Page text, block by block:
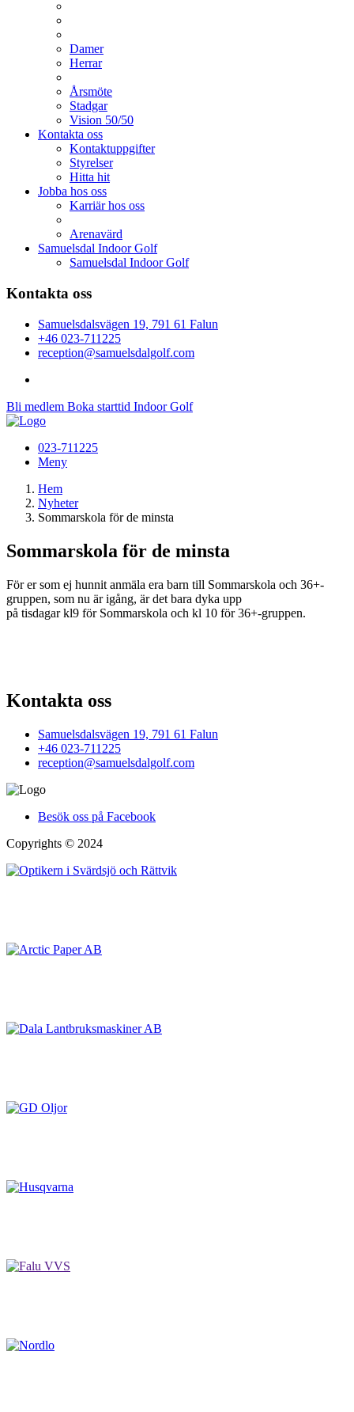
Damer
Herrar
Årsmöte
Stadgar
Vision 50/50
Kontakta oss
Kontaktuppgifter
Styrelser
Hitta hit
Jobba hos oss
Karriär hos oss
Arenavärd
Samuelsdal Indoor Golf
Samuelsdal Indoor Golf
Kontakta oss
Samuelsdalsvägen 19, 791 61 Falun
+46 023-711225
reception@samuelsdalgolf.com
Bli medlem Boka starttid Indoor Golf
023-711225
Meny
Hem
Nyheter
Sommarskola för de minsta
Sommarskola för de minsta
För er som ej hunnit anmäla era barn till Sommarskola och 36+-
gruppen, som nu är igång, är det bara dyka upp
på tisdagar kl9 för Sommarskola och kl 10 för 36+-gruppen.
Kontakta oss
Samuelsdalsvägen 19, 791 61 Falun
+46 023-711225
reception@samuelsdalgolf.com
Besök oss på Facebook
Copyrights © 2024